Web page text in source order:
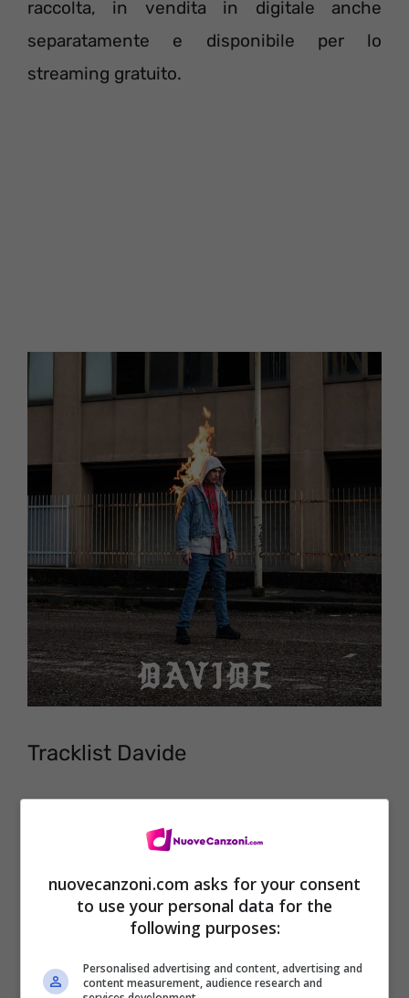
raccolta, in vendita in digitale anche
separatamente e disponibile per lo
streaming gratuito.
Tracklist Davide
deluxe e autografata + QVC Collection
Edizione deluxe –Vinile 2 LP Edizione
Autografata–Download–Audio)
nuovecanzoni.com asks for your consent
to use your personal data for the
following purposes:
Personalised advertising and content, advertising and
content measurement, audience research and